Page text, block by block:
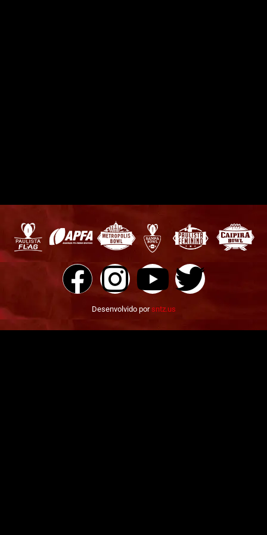
Desenvolvido porsntz.us